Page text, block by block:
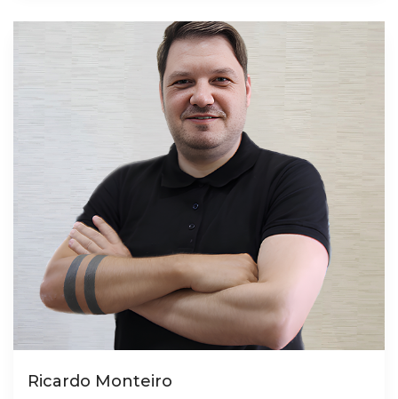
Ricardo Monteiro